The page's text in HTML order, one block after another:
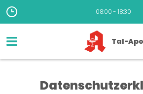
08:00 - 18:30
Tal-